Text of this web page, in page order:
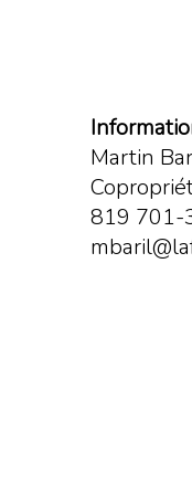
Martin
819 701-